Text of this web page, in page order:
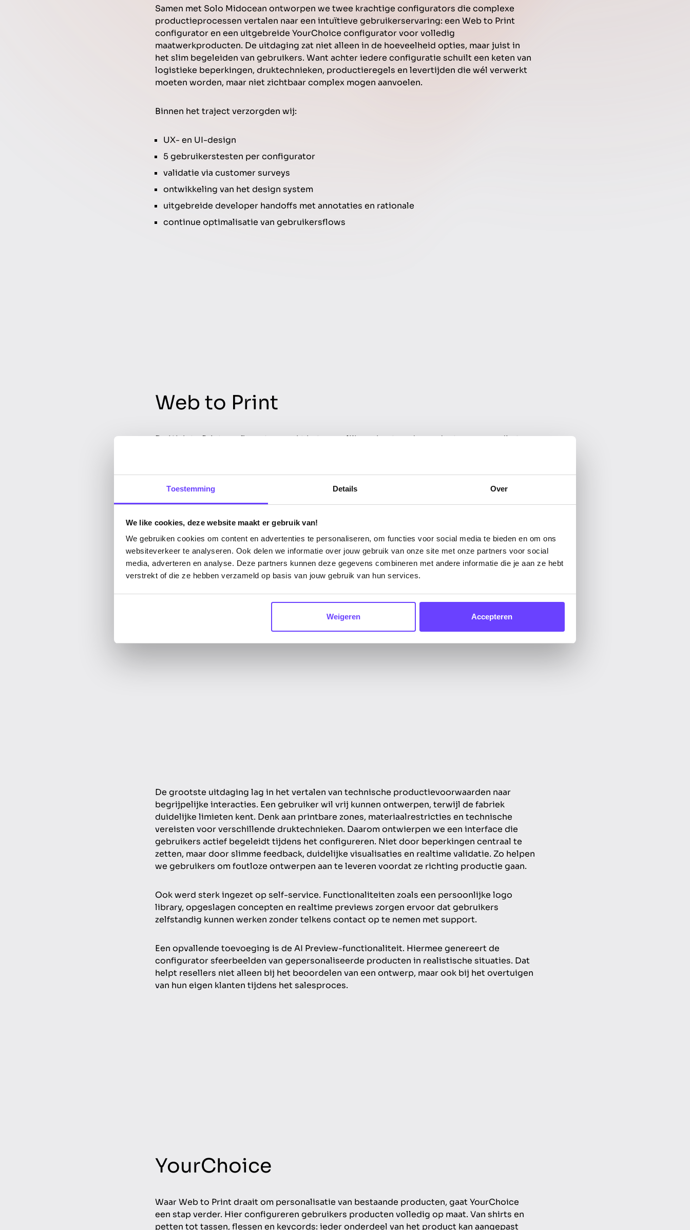
Toestemming Details Over
We like cookies, deze website maakt er gebruik van!
We gebruiken cookies om content en advertenties te personaliseren, om functies voor social media te bieden en om ons
websiteverkeer te analyseren. Ook delen we informatie over jouw gebruik van onze site met onze partners voor social
media, adverteren en analyse. Deze partners kunnen deze gegevens combineren met andere informatie die je aan ze hebt
verstrekt of die ze hebben verzameld op basis van jouw gebruik van hun services.
Weigeren Accepteren
Samen met Solo Midocean ontworpen we twee krachtige configurators die complexe
productieprocessen vertalen naar een intuïtieve gebruikerservaring: een Web to Print
configurator en een uitgebreide YourChoice configurator voor volledig
maatwerkproducten. De uitdaging zat niet alleen in de hoeveelheid opties, maar juist in
het slim begeleiden van gebruikers. Want achter iedere configuratie schuilt een keten van
logistieke beperkingen, druktechnieken, productieregels en levertijden die wél verwerkt
moeten worden, maar niet zichtbaar complex mogen aanvoelen.
Binnen het traject verzorgden wij:
UX- en UI-design
5 gebruikerstesten per configurator
validatie via customer surveys
ontwikkeling van het design system
uitgebreide developer handoffs met annotaties en rationale
continue optimalisatie van gebruikersflows
Web to Print
De Web to Print configurator maakt het mogelijk om bestaande producten eenvoudig te
product. Daarbij zien ze realtime hoe het eindresultaat eruit komt te zien via de 'composit
preview' en AI-gegenereerde sfeerbeelden.
meerdere bedrukkingen op verschillende zijdes
combinaties van druktechnieken
uitgebreide kleur- en materiaalopties
productspecifieke printbeperkingen
De grootste uitdaging lag in het vertalen van technische productievoorwaarden naar
begrijpelijke interacties. Een gebruiker wil vrij kunnen ontwerpen, terwijl de fabriek
duidelijke limieten kent. Denk aan printbare zones, materiaalrestricties en technische
vereisten voor verschillende druktechnieken. Daarom ontwierpen we een interface die
gebruikers actief begeleidt tijdens het configureren. Niet door beperkingen centraal te
zetten, maar door slimme feedback, duidelijke visualisaties en realtime validatie. Zo helpen
we gebruikers om foutloze ontwerpen aan te leveren voordat ze richting productie gaan.
Ook werd sterk ingezet op self-service. Functionaliteiten zoals een persoonlijke logo
library, opgeslagen concepten en realtime previews zorgen ervoor dat gebruikers
zelfstandig kunnen werken zonder telkens contact op te nemen met support.
Een opvallende toevoeging is de AI Preview-functionaliteit. Hiermee genereert de
configurator sfeerbeelden van gepersonaliseerde producten in realistische situaties. Dat
helpt resellers niet alleen bij het beoordelen van een ontwerp, maar ook bij het overtuigen
van hun eigen klanten tijdens het salesproces.
YourChoice
Waar Web to Print draait om personalisatie van bestaande producten, gaat YourChoice
een stap verder. Hier configureren gebruikers producten volledig op maat. Van shirts en
petten tot tassen, flessen en keycords: ieder onderdeel van het product kan aangepast